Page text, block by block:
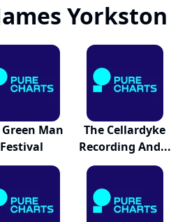
Yorkston
Green Man
Festival
The Cellardyke
Recording And...